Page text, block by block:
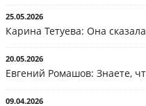
25.05.2026
Карина Тетуева: Она
20.05.2026
Евгений Ромашов: Знаете,
09.04.2026